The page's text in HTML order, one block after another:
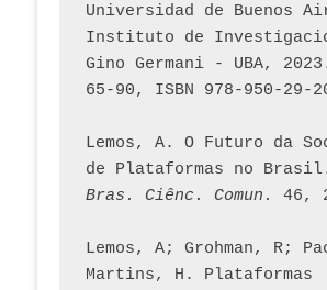
Universidad de Buenos
Instituto de
Gino Germani - UBA,
65-90, ISBN 978-950-29-
Lemos, A. O Futuro da
de Plataformas no
Bras. Ciênc. Comun.
Lemos, A; Grohman, R;
Martins, H. Plataformas